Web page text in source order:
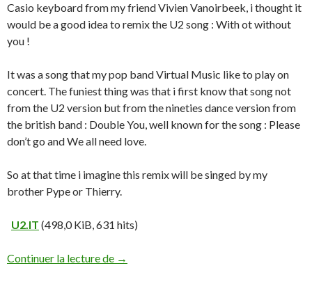
Casio keyboard from my friend Vivien Vanoirbeek, i thought it
would be a good idea to remix the U2 song : With ot without
you !
It was a song that my pop band Virtual Music like to play on
concert. The funiest thing was that i first know that song not
from the U2 version but from the nineties dance version from
the british band : Double You, well known for the song : Please
don’t go and We all need love.
So at that time i imagine this remix will be singed by my
brother Pype or Thierry.
U2.IT (498,0 KiB, 631 hits)
Continuer la lecture de →